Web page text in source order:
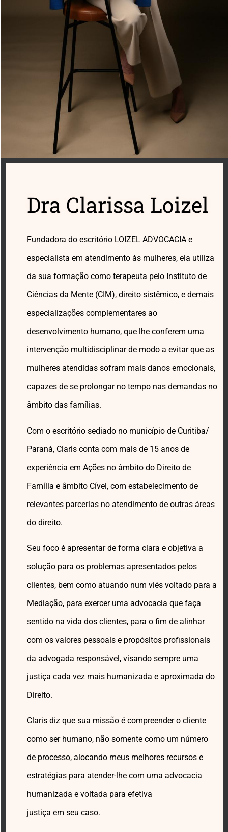
Dra Clarissa Loizel
Fundadora do escritório LOIZEL ADVOCACIA e
especialista em atendimento às mulheres, ela utiliza
da sua formação como terapeuta pelo Instituto de
Ciências da Mente (CIM), direito sistêmico, e demais
especializações complementares ao
desenvolvimento humano, que lhe conferem uma
intervenção multidisciplinar de modo a evitar que as
mulheres atendidas sofram mais danos emocionais,
capazes de se prolongar no tempo nas demandas no
âmbito das famílias.
Com o escritório sediado no município de Curitiba/
Paraná, Claris conta com mais de 15 anos de
experiência em Ações no âmbito do Direito de
Família e âmbito Cível, com estabelecimento de
relevantes parcerias no atendimento de outras áreas
do direito.
Seu foco é apresentar de forma clara e objetiva a
solução para os problemas apresentados pelos
clientes, bem como atuando num viés voltado para a
Mediação, para exercer uma advocacia que faça
sentido na vida dos clientes, para o fim de alinhar
com os valores pessoais e propósitos profissionais
da advogada responsável, visando sempre uma
justiça cada vez mais humanizada e aproximada do
Direito.
Claris diz que sua missão é compreender o cliente
como ser humano, não somente como um número
de processo, alocando meus melhores recursos e
estratégias para atender-lhe com uma advocacia
humanizada e voltada para efetiva
justiça em seu caso.